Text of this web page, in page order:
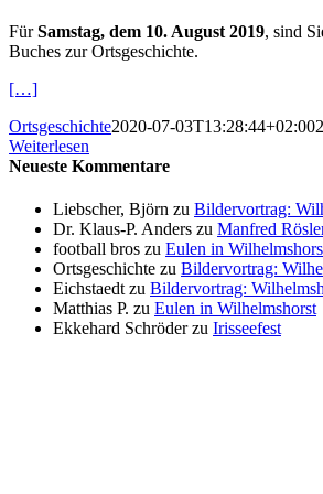
FürSamstag, dem 10. August 2019, sind
Buches zur Ortsgeschichte.
[…]
Ortsgeschichte2020-07-03T13:28:44+02:00
Weiterlesen
Neueste Kommentare
Liebscher, Björn zu Bildervortrag:
Dr. Klaus-P. Anders zu Manfred
football bros zu Eulen in
Ortsgeschichte zu Bildervortrag:
Eichstaedt zu Bildervortrag:
Matthias P. zu Eulen in Wilhelmshorst
Ekkehard Schröderzu Irisseefest